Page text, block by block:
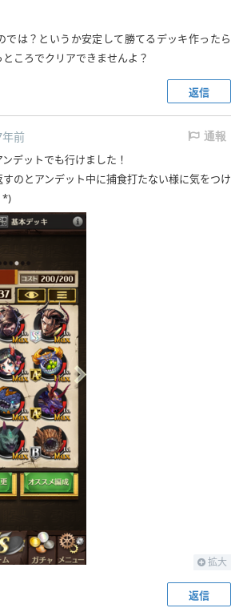
では？というか安定して勝てるデッキ作ったら
ころでクリアできませんよ？
返信
前 通報
デットでも行けました！
のとアンデット中に捕食打たない様に気をつけ
*)
拡大
返信